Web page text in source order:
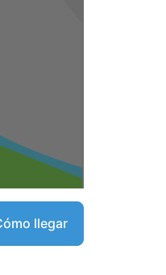
llegar